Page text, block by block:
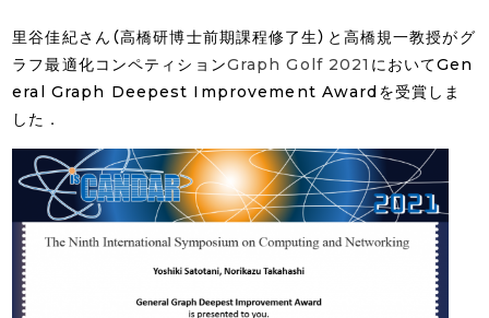
里谷佳紀さん（高橋研博士前期課程修了生）と高橋規一教授がグ
ラフ最適化コンペティションGraph Golf 2021 においてGen
eral Graph Deepest Improvement Awardを受賞しま
した．